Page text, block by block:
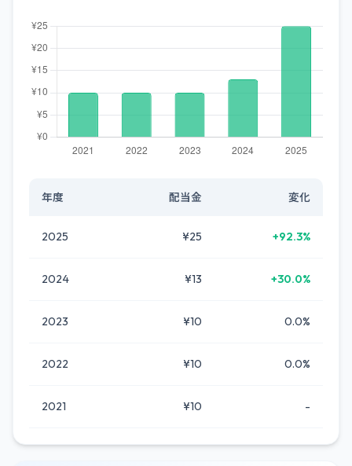
年度 配当金 変化
2025 ¥25 +92.3%
2024 ¥13 +30.0%
2023 ¥10 0.0%
2022 ¥10 0.0%
2021 ¥10 -